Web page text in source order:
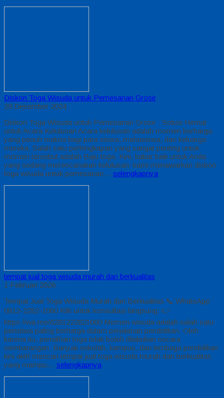
Diskon Toga Wisuda untuk Pemesanan Grosir
29 Desember 2024
Diskon Toga Wisuda untuk Pemesanan Grosir : Solusi Hemat
untuk Acara Kelulusan Acara kelulusan adalah momen berharga
yang penuh makna bagi para siswa, mahasiswa, dan keluarga
mereka. Salah satu perlengkapan yang sangat penting untuk
momen tersebut adalah Baju toga. Kini, kabar baik untuk Anda
yang sedang merencanakan kelulusan: kami menawarkan diskon
toga wisuda untuk pemesanan… selengkapnya
tempat jual toga wisuda murah dan berkualitas
1 Februari 2026
Tempat Jual Toga Wisuda Murah dan Berkualitas 📞 WhatsApp:
0812-2282-1060 Klik untuk konsultasi langsung: 👉
https://wa.me/6281222821060 Momen wisuda adalah salah satu
peristiwa paling berharga dalam perjalanan pendidikan. Oleh
karena itu, pemilihan toga tidak boleh dilakukan secara
sembarangan. Banyak sekolah, kampus, dan lembaga pendidikan
kini aktif mencari tempat jual toga wisuda murah dan berkualitas
yang mampu… selengkapnya